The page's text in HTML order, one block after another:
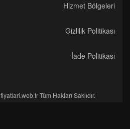
Hizmet Bölgeleri
Gizlilik Politikası
İade Politikası
Tüm Hakları Saklıdır.